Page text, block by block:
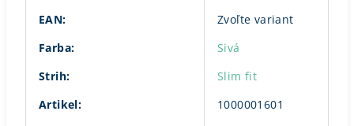
EAN:
Zvoľte variant
Farba:
Sivá
Strih:
Slim fit
Artikel:
1000001601